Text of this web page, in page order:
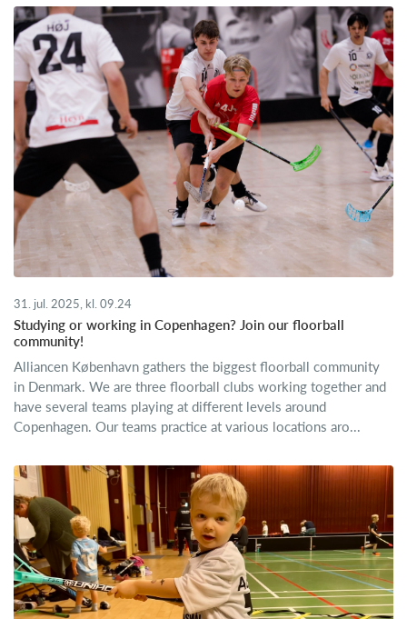
31. jul. 2025, kl. 09.24
Studying or working in Copenhagen? Join our floorball
community!
Alliancen København gathers the biggest floorball community
in Denmark. We are three floorball clubs working together and
have several teams playing at different levels around
Copenhagen. Our teams practice at various locations aro...